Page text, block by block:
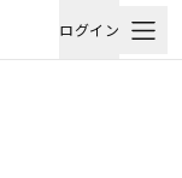
ログイン